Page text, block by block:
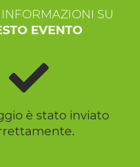
SU
EVENTO
è stato inviato